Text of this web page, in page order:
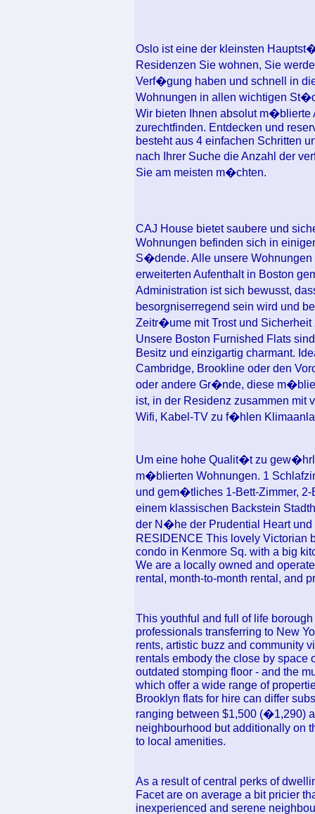
Oslo ist eine der kleinsten
Residenzen Sie wohnen, Sie
Verf�gung haben und schnell in
Wohnungen in allen wichtigen
Wir bieten Ihnen absolut m�blierte
zurechtfinden. Entdecken und
besteht aus 4 einfachen Schritten
nach Ihrer Suche die Anzahl der
Sie am meisten m�chten.
CAJ House bietet saubere und
Wohnungen befinden sich in
S�dende. Alle unsere
erweiterten Aufenthalt in Boston
Administration ist sich bewusst,
besorgniserregend sein wird und
Zeitr�ume mit Trost und Sicherheit
Unsere Boston Furnished Flats
Besitz und einzigartig charmant.
Cambridge, Brookline oder den
oder andere Gr�nde, diese
ist, in der Residenz zusammen
Wifi, Kabel-TV zu f�hlen
Um eine hohe Qualit�t zu
m�blierten Wohnungen. 1
und gem�tliches 1-Bett-Zimmer,
einem klassischen Backstein
der N�he der Prudential Heart
RESIDENCE This lovely Victorian
condo in Kenmore Sq. with a big
We are a locally owned and
rental, month-to-month rental, and
This youthful and full of life
professionals transferring to New
rents, artistic buzz and community
rentals embody the close by space
outdated stomping floor - and the
which offer a wide range of
Brooklyn flats for hire can differ
ranging between $1,500 (�1,290)
neighbourhood but additionally on
to local amenities.
As a result of central perks of
Facet are on average a bit pricier
inexperienced and serene